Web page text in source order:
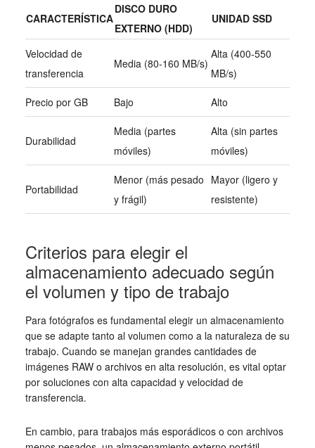
CARACTERÍSTICA
DISCO DURO
EXTERNO (HDD)
UNIDAD SSD
Velocidad de
transferencia
Media (80-160 MB/s)
Alta (400-550
MB/s)
Precio por GB Bajo Alto
Durabilidad
Media (partes
móviles)
Alta (sin partes
móviles)
Portabilidad
Menor (más pesado
y frágil)
Mayor (ligero y
resistente)
Criterios para elegir el
almacenamiento adecuado según
el volumen y tipo de trabajo
Para fotógrafos es fundamental elegir un almacenamiento
que se adapte tanto al volumen como a la naturaleza de su
trabajo. Cuando se manejan grandes cantidades de
imágenes RAW o archivos en alta resolución, es vital optar
por soluciones con alta capacidad y velocidad de
transferencia.
En cambio, para trabajos más esporádicos o con archivos